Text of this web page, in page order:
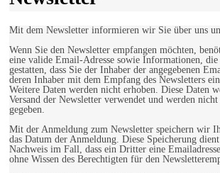
Mit dem Newsletter informieren wir Sie über uns
Wenn Sie den Newsletter empfangen möchten,
eine valide Email-Adresse sowie Informationen,
gestatten, dass Sie der Inhaber der angegebenen
deren Inhaber mit dem Empfang des Newsletters
Weitere Daten werden nicht erhoben. Diese Daten
Versand der Newsletter verwendet und werden
gegeben.
Mit der Anmeldung zum Newsletter speichern wir
das Datum der Anmeldung. Diese Speicherung
Nachweis im Fall, dass ein Dritter eine
ohne Wissen des Berechtigten für den